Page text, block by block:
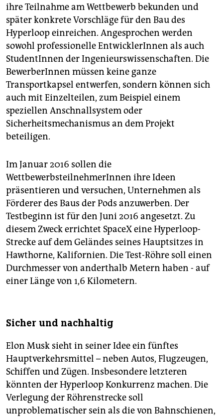
ihre Teilnahme am Wettbewerb bekunden und
später konkrete Vorschläge für den Bau des
Hyperloop einreichen. Angesprochen werden
sowohl professionelle EntwicklerInnen als auch
StudentInnen der Ingenieurswissenschaften. Die
BewerberInnen müssen keine ganze
Transportkapsel entwerfen, sondern können sich
auch mit Einzelteilen, zum Beispiel einem
speziellen Anschnallsystem oder
Sicherheitsmechanismus an dem Projekt
beteiligen.
Im Januar 2016 sollen die
WettbewerbsteilnehmerInnen ihre Ideen
präsentieren und versuchen, Unternehmen als
Förderer des Baus der Pods anzuwerben. Der
Testbeginn ist für den Juni 2016 angesetzt. Zu
diesem Zweck errichtet SpaceX eine Hyperloop-
Strecke auf dem Geländes seines Hauptsitzes in
Hawthorne, Kalifornien. Die Test-Röhre soll einen
Durchmesser von anderthalb Metern haben - auf
einer Länge von 1,6 Kilometern.
Sicher und nachhaltig
Elon Musk sieht in seiner Idee ein fünftes
Hauptverkehrsmittel – neben Autos, Flugzeugen,
Schiffen und Zügen. Insbesondere letzteren
könnten der Hyperloop Konkurrenz machen. Die
Verlegung der Röhrenstrecke soll
unproblematischer sein als die von Bahnschienen,